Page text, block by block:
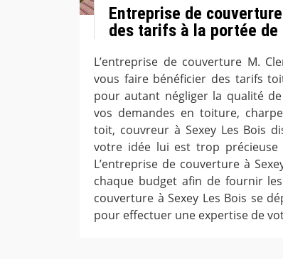
Entreprise de
des tarifs à la portée de
L’entreprise de couverture M.
vous faire bénéficier des tarifs
pour autant négliger la qualité
vos demandes en toiture,
toit, couvreur à Sexey Les Bois
votre idée lui est trop
L’entreprise de couverture à
chaque budget afin de fournir
couverture à Sexey Les Bois se
pour effectuer une expertise de